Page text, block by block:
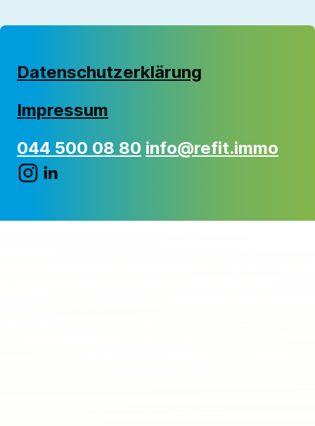
Datenschutzerklärung
Impressum
044 500 08 80 info@refit.immo